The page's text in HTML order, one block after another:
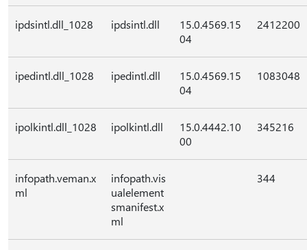
ipdsintl.dll_1028 ipdsintl.dll
15.0.4569.15
04
2412200
ipedintl.dll_1028 ipedintl.dll
15.0.4569.15
04
1083048
ipolkintl.dll_1028 ipolkintl.dll
15.0.4442.10
00
345216
infopath.veman.x
ml
infopath.vis
ualelement
smanifest.x
ml
344